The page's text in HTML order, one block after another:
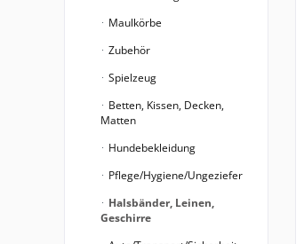
Maulkörbe
Zubehör
Spielzeug
Betten, Kissen, Decken,
Matten
Hundebekleidung
Pflege/Hygiene/Ungeziefer
Halsbänder, Leinen,
Geschirre